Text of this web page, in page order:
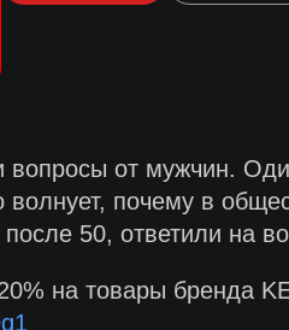
от мужчин.
волнует, почему в
50, ответили на
на товары бренда